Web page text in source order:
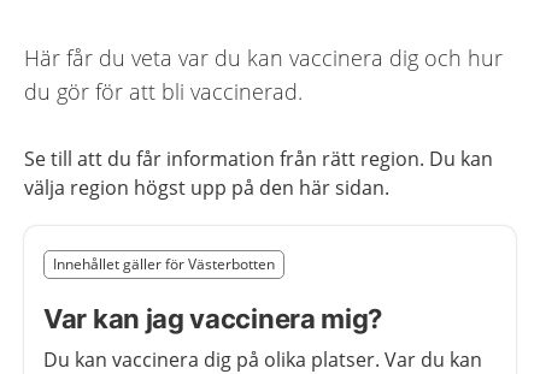
Här får du veta var du kan vaccinera dig och hur
du gör för att bli vaccinerad.
Se till att du får information från rätt region. Du kan
välja region högst upp på den här sidan.
Nedan innehåll gäller region Västerbotten
Innehållet gäller för Västerbotten
Var kan jag vaccinera mig?
Du kan vaccinera dig på olika platser. Var du kan
Slut på det regionala tillägget från region Västerbotten